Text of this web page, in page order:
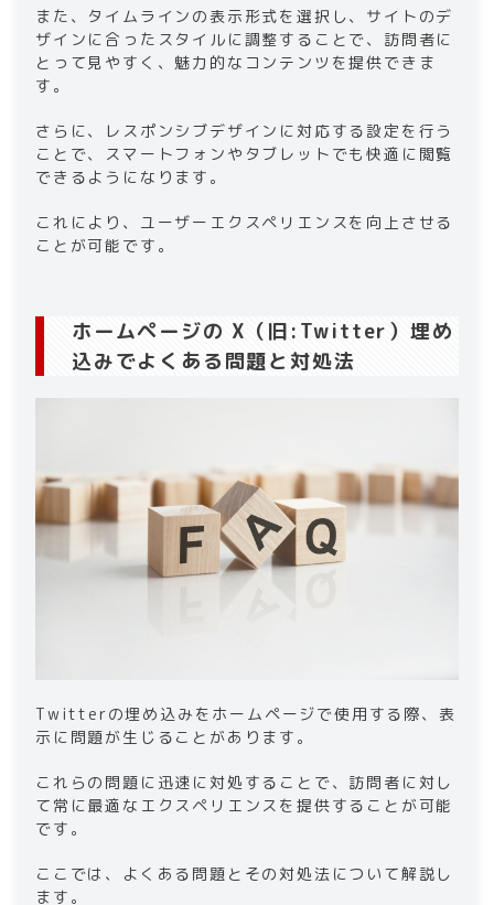
また、タイムラインの表示形式を選択し、サイトのデ
ザインに合ったスタイルに調整することで、訪問者に
とって見やすく、魅力的なコンテンツを提供できま
す。
さらに、レスポンシブデザインに対応する設定を行う
ことで、スマートフォンやタブレットでも快適に閲覧
できるようになります。
これにより、ユーザーエクスペリエンスを向上させる
ことが可能です。
ホームページの X（旧:Twitter）埋め
込みでよくある問題と対処法
Twitterの埋め込みをホームページで使用する際、表
示に問題が生じることがあります。
これらの問題に迅速に対処することで、訪問者に対し
て常に最適なエクスペリエンスを提供することが可能
です。
ここでは、よくある問題とその対処法について解説し
ます。